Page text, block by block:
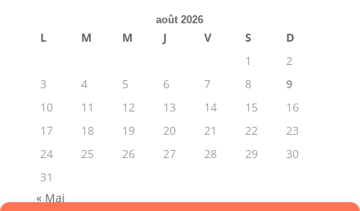
août 2026
L M M J V S
D
1
2
3
4 5 6 7 8
9
10
11 12 13 14 15
16
17
18 19 20 21 22
23
24
25 26 27 28 29
30
31
« Mai